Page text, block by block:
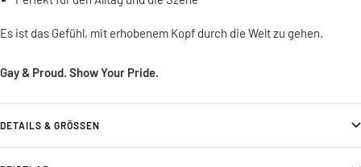
Es ist das Gefühl, mit erhobenem Kopf durch die Welt zu gehen.
Gay & Proud. Show Your Pride.
DETAILS & GRÖSSEN